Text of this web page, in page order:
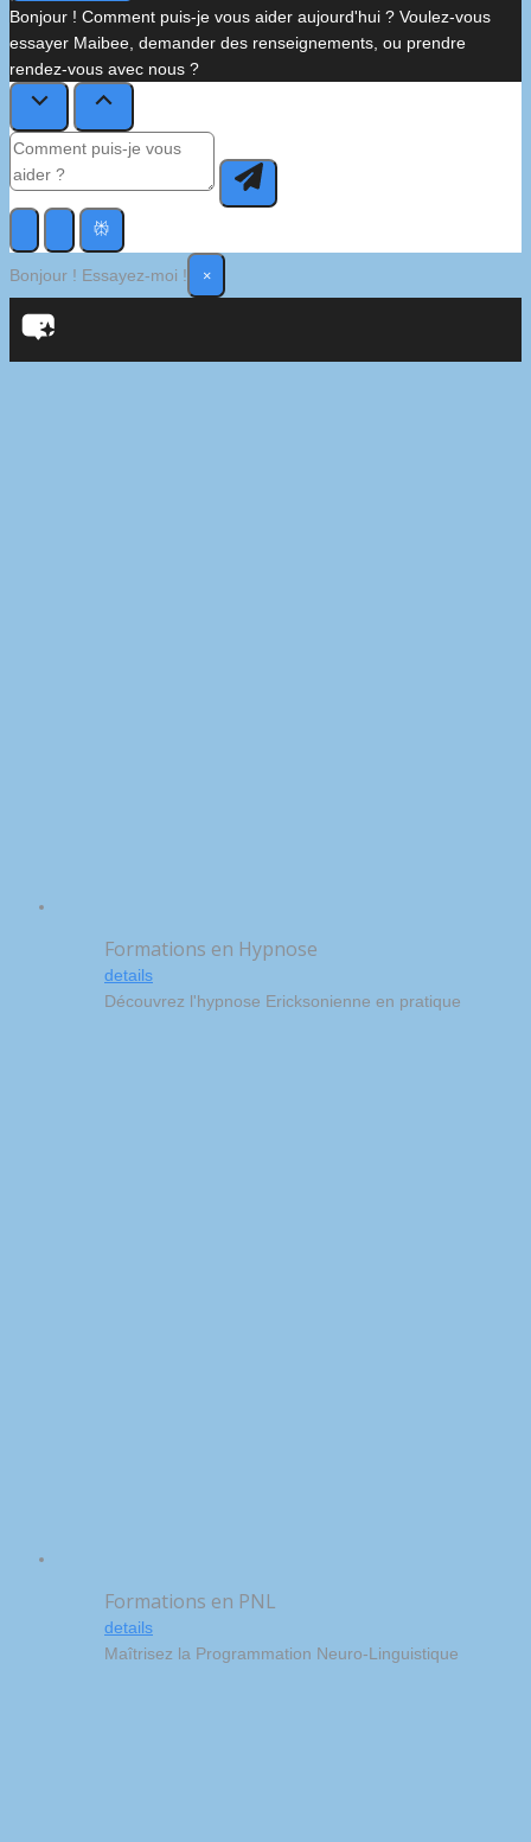
Bonjour ! Comment puis-je vous aider aujourd'hui ? Voulez-vous
essayer Maibee, demander des renseignements, ou prendre
rendez-vous avec nous ?
Bonjour ! Essayez-moi ! ×
Formations en Hypnose
details
Découvrez l'hypnose Ericksonienne en pratique
Formations en PNL
details
Maîtrisez la Programmation Neuro-Linguistique